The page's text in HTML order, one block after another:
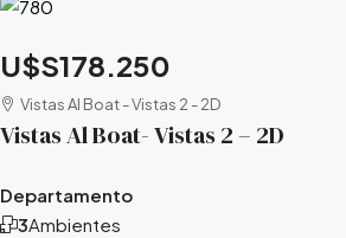
U$S178.250
Vistas Al Boat - Vistas 2 - 2D
Vistas Al Boat- Vistas 2 – 2D
Departamento
Ambientes
3